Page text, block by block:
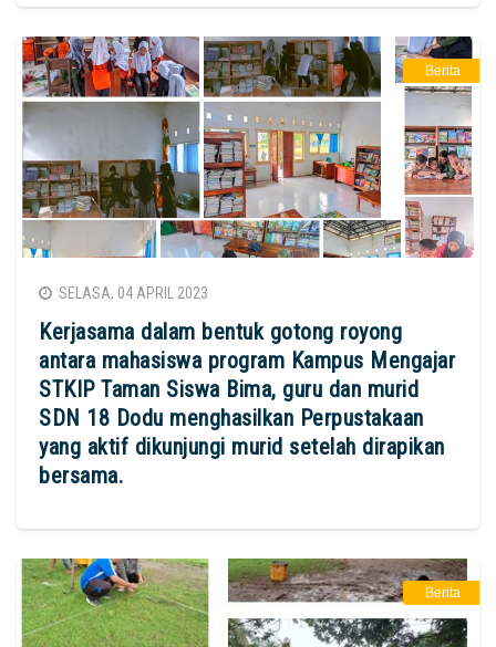
Berita
SELASA, 04 APRIL 2023
Kerjasama dalam bentuk gotong royong
antara mahasiswa program Kampus Mengajar
STKIP Taman Siswa Bima, guru dan murid
SDN 18 Dodu menghasilkan Perpustakaan
yang aktif dikunjungi murid setelah dirapikan
bersama.
Berita